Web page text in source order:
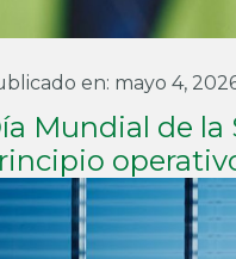
en: mayo 4,
Mundial de la